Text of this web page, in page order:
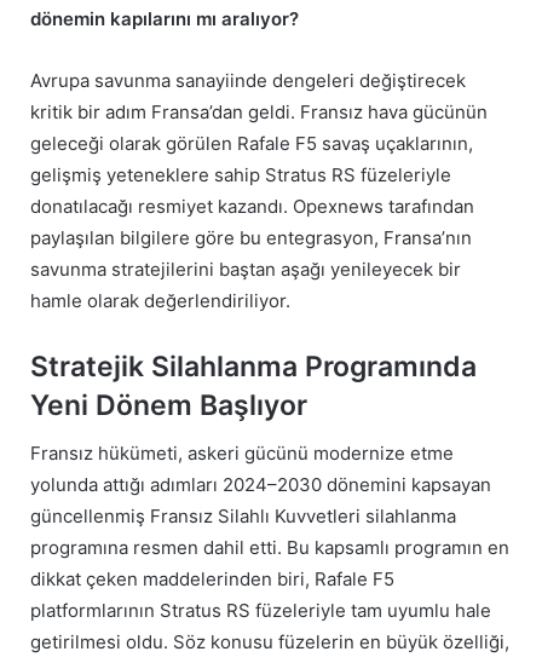
dönemin kapılarını mı aralıyor?
Avrupa savunma sanayiinde dengeleri değiştirecek
kritik bir adım Fransa’dan geldi. Fransız hava gücünün
geleceği olarak görülen Rafale F5 savaş uçaklarının,
gelişmiş yeteneklere sahip Stratus RS füzeleriyle
donatılacağı resmiyet kazandı. Opexnews tarafından
paylaşılan bilgilere göre bu entegrasyon, Fransa’nın
savunma stratejilerini baştan aşağı yenileyecek bir
hamle olarak değerlendiriliyor.
Stratejik Silahlanma Programında
Yeni Dönem Başlıyor
Fransız hükümeti, askeri gücünü modernize etme
yolunda attığı adımları 2024–2030 dönemini kapsayan
güncellenmiş Fransız Silahlı Kuvvetleri silahlanma
programına resmen dahil etti. Bu kapsamlı programın en
dikkat çeken maddelerinden biri, Rafale F5
platformlarının Stratus RS füzeleriyle tam uyumlu hale
getirilmesi oldu. Söz konusu füzelerin en büyük özelliği,